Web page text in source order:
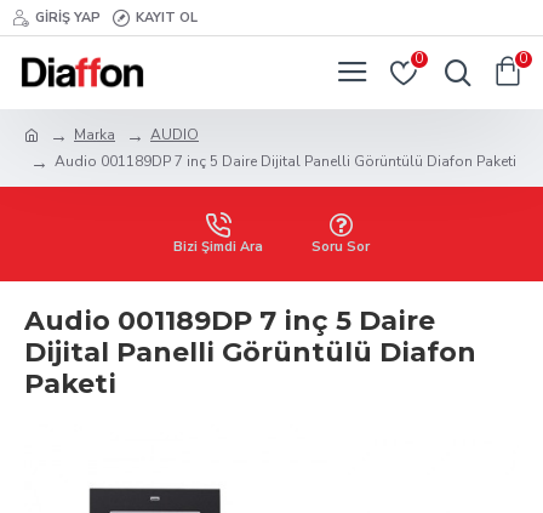
GIRIŞ YAP KAYIT OL
0 0
Marka
AUDIO
Audio 001189DP 7 inç 5 Daire Dijital Panelli Görüntülü Diafon Paketi
Bizi Şimdi Ara Soru Sor
Audio 001189DP 7 inç 5 Daire
Dijital Panelli Görüntülü Diafon
Paketi